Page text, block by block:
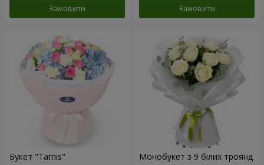
Замовити Замовити
Букет "Tarnis" Монобукет з 9 білих троянд